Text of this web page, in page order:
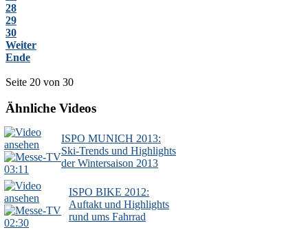
28
29
30
Weiter
Ende
Seite 20 von 30
Ähnliche Videos
03:11
ISPO MUNICH 2013:
Ski-Trends und Highlights
der Wintersaison 2013
02:30
ISPO BIKE 2012:
Auftakt und Highlights
rund ums Fahrrad